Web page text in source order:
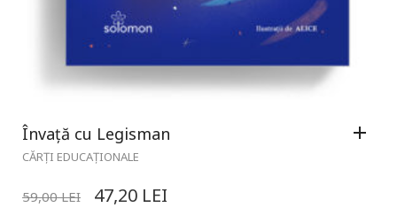
Învață cu Legisman
CĂRȚI EDUCAȚIONALE
59,00LEI 47,20 LEI